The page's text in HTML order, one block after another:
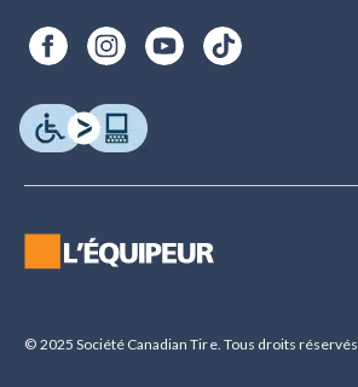
© 2025 Société Canadian Tire. Tous droits réservés.